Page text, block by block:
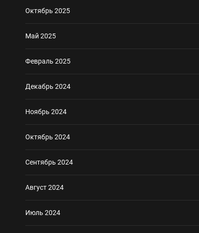
Октябрь 2025
Май 2025
Февраль 2025
Декабрь 2024
Ноябрь 2024
Октябрь 2024
Сентябрь 2024
Август 2024
Июль 2024